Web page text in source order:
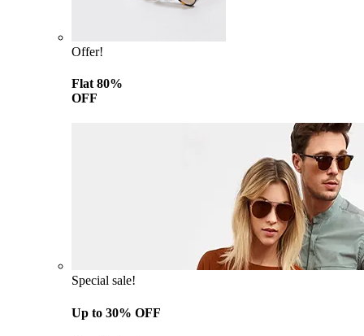
Offer!
Flat 80%
OFF
Special sale!
Up to 30% OFF